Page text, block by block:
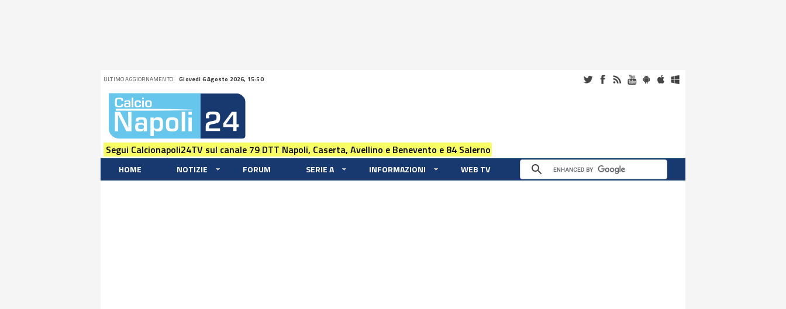
ULTIMO AGGIORNAMENTO: Giovedi 6 Agosto 2026, 15:50
Segui Calcionapoli24TV sul canale 79 DTT Napoli, Caserta, Avellino e Benevento e 84 Salerno
HOME NOTIZIE FORUM SERIE A INFORMAZIONI WEB TV